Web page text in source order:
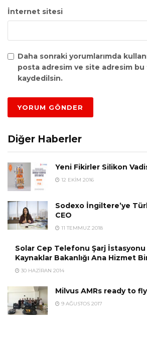
İnternet sitesi
Daha sonraki yorumlarımda
posta adresim ve site adresim bu
kaydedilsin.
Diğer Haberler
Yeni Fikirler Silikon
12 EKIM 2016
Sodexo İngiltere’ye
CEO
11 TEMMUZ 2018
Solar Cep Telefonu Şarj
Kaynaklar Bakanlığı Ana Hizmet
30 HAZIRAN 2014
Milvus AMRs ready to
9 AĞUSTOS 2017